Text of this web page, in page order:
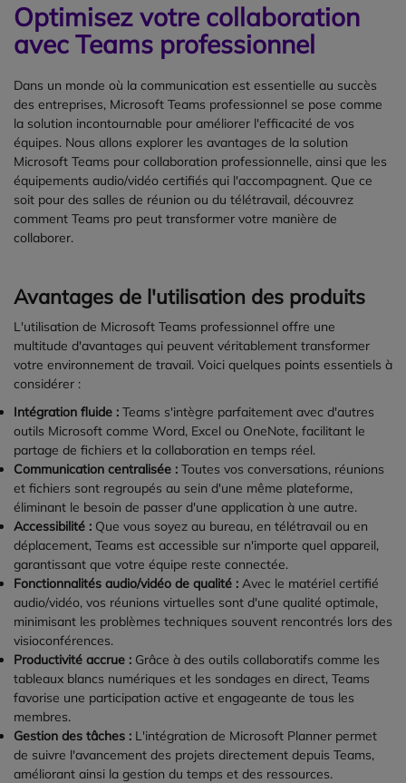
Optimisez votre collaboration
avec Teams professionnel
Dans un monde où la communication est essentielle au succès
des entreprises, Microsoft Teams professionnel se pose comme
la solution incontournable pour améliorer l'efficacité de vos
équipes. Nous allons explorer les avantages de la solution
Microsoft Teams pour collaboration professionnelle, ainsi que les
équipements audio/vidéo certifiés qui l'accompagnent. Que ce
soit pour des salles de réunion ou du télétravail, découvrez
comment Teams pro peut transformer votre manière de
collaborer.
Avantages de l'utilisation des produits
L'utilisation de Microsoft Teams professionnel offre une
multitude d'avantages qui peuvent véritablement transformer
votre environnement de travail. Voici quelques points essentiels à
considérer :
Intégration fluide : Teams s'intègre parfaitement avec d'autres
outils Microsoft comme Word, Excel ou OneNote, facilitant le
partage de fichiers et la collaboration en temps réel.
Communication centralisée : Toutes vos conversations, réunions
et fichiers sont regroupés au sein d'une même plateforme,
éliminant le besoin de passer d'une application à une autre.
Accessibilité : Que vous soyez au bureau, en télétravail ou en
déplacement, Teams est accessible sur n'importe quel appareil,
garantissant que votre équipe reste connectée.
Fonctionnalités audio/vidéo de qualité : Avec le matériel certifié
audio/vidéo, vos réunions virtuelles sont d'une qualité optimale,
minimisant les problèmes techniques souvent rencontrés lors des
visioconférences.
Productivité accrue : Grâce à des outils collaboratifs comme les
tableaux blancs numériques et les sondages en direct, Teams
favorise une participation active et engageante de tous les
membres.
Gestion des tâches : L'intégration de Microsoft Planner permet
de suivre l'avancement des projets directement depuis Teams,
améliorant ainsi la gestion du temps et des ressources.